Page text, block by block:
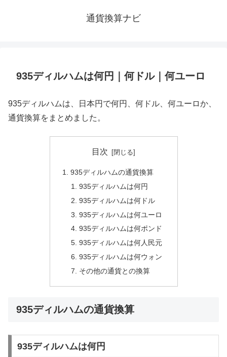
通貨換算ナビ
935ディルハムは何円｜何ドル｜何ユーロ
935ディルハムは、日本円で何円、何ドル、何ユーロか、
通貨換算をまとめました。
目次
935ディルハムの通貨換算
935ディルハムは何円
935ディルハムは何ドル
935ディルハムは何ユーロ
935ディルハムは何ポンド
935ディルハムは何人民元
935ディルハムは何ウォン
その他の通貨との換算
935ディルハムの通貨換算
935ディルハムは何円